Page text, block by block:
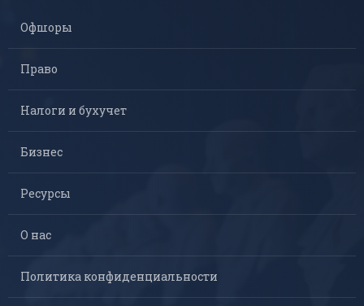
Офшоры
Право
Налоги и бухучет
Бизнес
Ресурсы
О нас
Политика конфиденциальности